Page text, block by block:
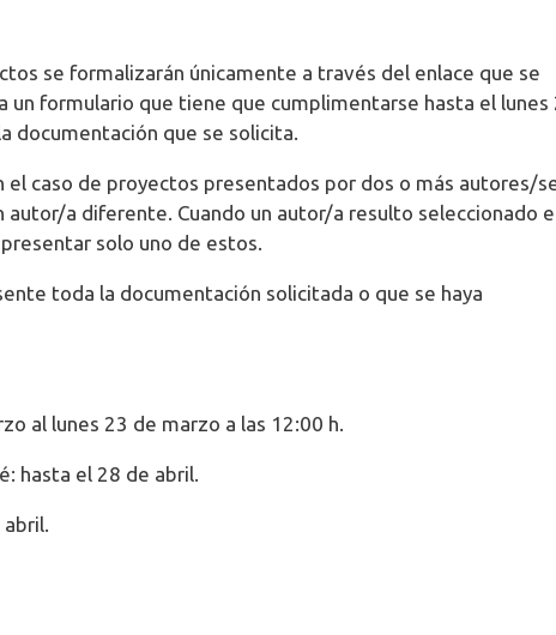
se formalizarán únicamente a través del enlace que se
formulario que tiene que cumplimentarse hasta el lunes
documentación que se solicita.
el caso de proyectos presentados por dos o más autores/
a diferente. Cuando un autor/a resulto seleccionado
solo uno de estos.
toda la documentación solicitada o que se haya
al lunes 23 de marzo a las 12:00 h.
hasta el 28 de abril.